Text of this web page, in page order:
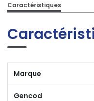
Caractéristiques
Marque
Gencod